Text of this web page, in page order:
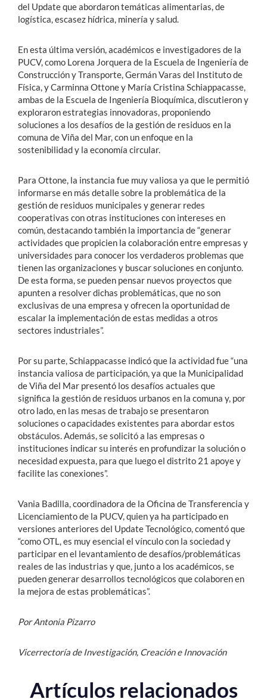
del Update que abordaron temáticas alimentarias, de
logística, escasez hídrica, minería y salud.
En esta última versión, académicos e investigadores de la
PUCV, como Lorena Jorquera de la Escuela de Ingeniería de
Construcción y Transporte, Germán Varas del Instituto de
Física, y Carminna Ottone y María Cristina Schiappacasse,
ambas de la Escuela de Ingeniería Bioquímica, discutieron y
exploraron estrategias innovadoras, proponiendo
soluciones a los desafíos de la gestión de residuos en la
comuna de Viña del Mar, con un enfoque en la
sostenibilidad y la economía circular.
Para Ottone, la instancia fue muy valiosa ya que le permitió
informarse en más detalle sobre la problemática de la
gestión de residuos municipales y generar redes
cooperativas con otras instituciones con intereses en
común, destacando también la importancia de “generar
actividades que propicien la colaboración entre empresas y
universidades para conocer los verdaderos problemas que
tienen las organizaciones y buscar soluciones en conjunto.
De esta forma, se pueden pensar nuevos proyectos que
apunten a resolver dichas problemáticas, que no son
exclusivas de una empresa y ofrecen la oportunidad de
escalar la implementación de estas medidas a otros
sectores industriales”.
Por su parte, Schiappacasse indicó que la actividad fue “una
instancia valiosa de participación, ya que la Municipalidad
de Viña del Mar presentó los desafíos actuales que
significa la gestión de residuos urbanos en la comuna y, por
otro lado, en las mesas de trabajo se presentaron
soluciones o capacidades existentes para abordar estos
obstáculos. Además, se solicitó a las empresas o
instituciones indicar su interés en profundizar la solución o
necesidad expuesta, para que luego el distrito 21 apoye y
facilite las conexiones”.
Vania Badilla, coordinadora de la Oficina de Transferencia y
Licenciamiento de la PUCV, quien ya ha participado en
versiones anteriores del Update Tecnológico, comentó que
“como OTL, es muy esencial el vínculo con la sociedad y
participar en el levantamiento de desafíos/problemáticas
reales de las industrias y que, junto a los académicos, se
pueden generar desarrollos tecnológicos que colaboren en
la mejora de estas problemáticas”.
Por Antonia Pizarro
Vicerrectoría de Investigación, Creación e Innovación
Artículos relacionados